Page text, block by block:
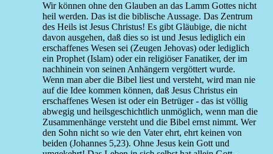
Wir können ohne den Glauben an das Lamm Gottes nicht
heil werden. Das ist die biblische Aussage. Das Zentrum
des Heils ist Jesus Christus! Es gibt Gläubige, die nicht
davon ausgehen, daß dies so ist und Jesus lediglich ein
erschaffenes Wesen sei (Zeugen Jehovas) oder lediglich
ein Prophet (Islam) oder ein religiöser Fanatiker, der im
nachhinein von seinen Anhängern vergöttert wurde.
Wenn man aber die Bibel liest und versteht, wird man nie
auf die Idee kommen können, daß Jesus Christus ein
erschaffenes Wesen ist oder ein Betrüger - das ist völlig
abwegig und heilsgeschichtlich unmöglich, wenn man die
Zusammenhänge versteht und die Bibel ernst nimmt. Wer
den Sohn nicht so wie den Vater ehrt, ehrt keinen von
beiden (Johannes 5,23). Ohne Jesus kein Gott und